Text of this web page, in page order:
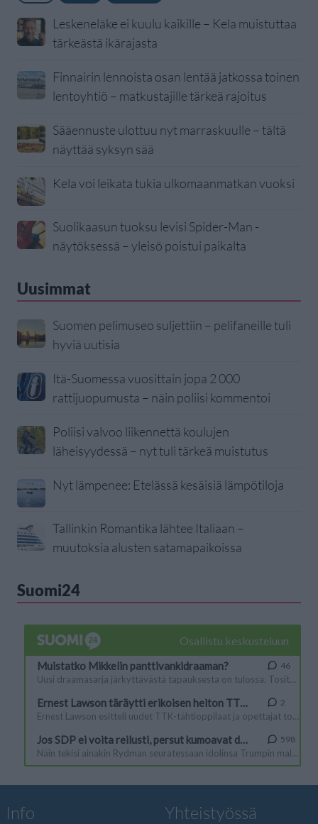
Leskeneläke ei kuulu kaikille – Kela muistuttaa
tärkeästä ikärajasta
Finnairin lennoista osan lentää jatkossa toinen
lentoyhtiö – matkustajille tärkeä rajoitus
Sääennuste ulottuu nyt marraskuulle – tältä
näyttää syksyn sää
Kela voi leikata tukia ulkomaanmatkan vuoksi
Suolikaasun tuoksu levisi Spider-Man -
näytöksessä – yleisö poistui paikalta
Uusimmat
Suomen pelimuseo suljettiin – pelifaneille tuli
hyviä uutisia
Itä-Suomessa vuosittain jopa 2 000
rattijuopumusta – näin poliisi kommentoi
Poliisi valvoo liikennettä koulujen
läheisyydessä – nyt tuli tärkeä muistutus
Nyt lämpenee: Etelässä kesäisiä lämpötiloja
Tallinkin Romantika lähtee Italiaan –
muutoksia alusten satamapaikoissa
Suomi24
Info Yhteistyössä